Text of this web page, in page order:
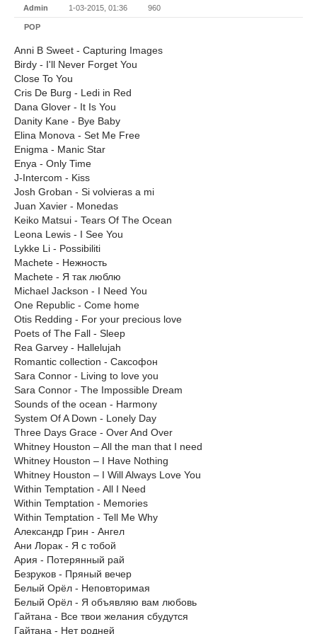
Admin 1-03-2015, 01:36 960
POP
Anni B Sweet - Capturing Images
Birdy - I'll Never Forget You
Close To You
Cris De Burg - Ledi in Red
Dana Glover - It Is You
Danity Kane - Bye Baby
Elina Monova - Set Me Free
Enigma - Manic Star
Enya - Only Time
J-Intercom - Kiss
Josh Groban - Si volvieras a mi
Juan Xavier - Monedas
Keiko Matsui - Tears Of The Ocean
Leona Lewis - I See You
Lykke Li - Possibiliti
Machete - Нежность
Machete - Я так люблю
Michael Jackson - I Need You
One Republic - Come home
Otis Redding - For your precious love
Poets of The Fall - Sleep
Rea Garvey - Hallelujah
Romantic collection - Саксофон
Sara Connor - Living to love you
Sara Connor - The Impossible Dream
Sounds of the ocean - Harmony
System Of A Down - Lonely Day
Three Days Grace - Over And Over
Whitney Houston – All the man that I need
Whitney Houston – I Have Nothing
Whitney Houston – I Will Always Love You
Within Temptation - All I Need
Within Temptation - Memories
Within Temptation - Tell Me Why
Александр Грин - Ангел
Ани Лорак - Я с тобой
Ария - Потерянный рай
Безруков - Пряный вечер
Белый Орёл - Неповторимая
Белый Орёл - Я объявляю вам любовь
Гайтана - Все твои желания сбудутся
Гайтана - Нет родней